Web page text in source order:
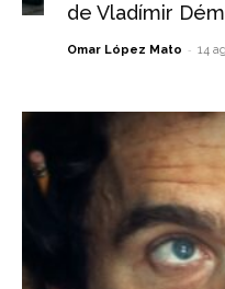
de Vladímir
Omar López Mato - 14